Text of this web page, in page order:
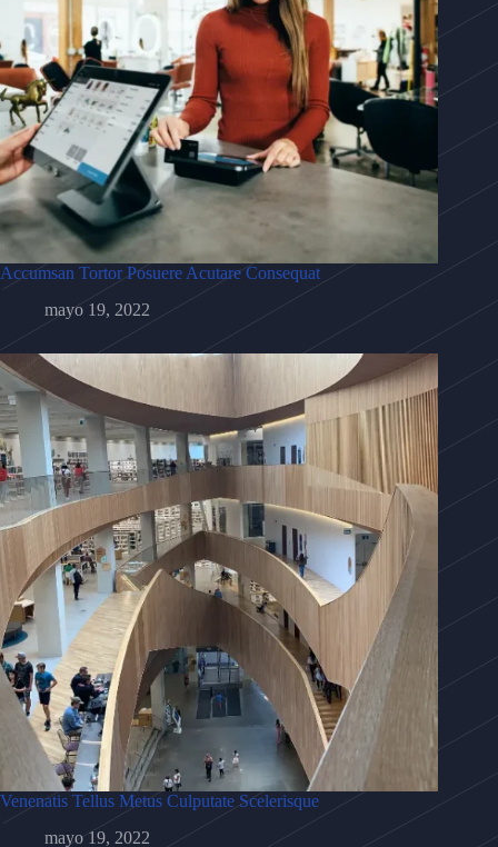
Accumsan Tortor Posuere Acutare Consequat
mayo 19, 2022
Venenatis Tellus Metus Culputate Scelerisque
mayo 19, 2022